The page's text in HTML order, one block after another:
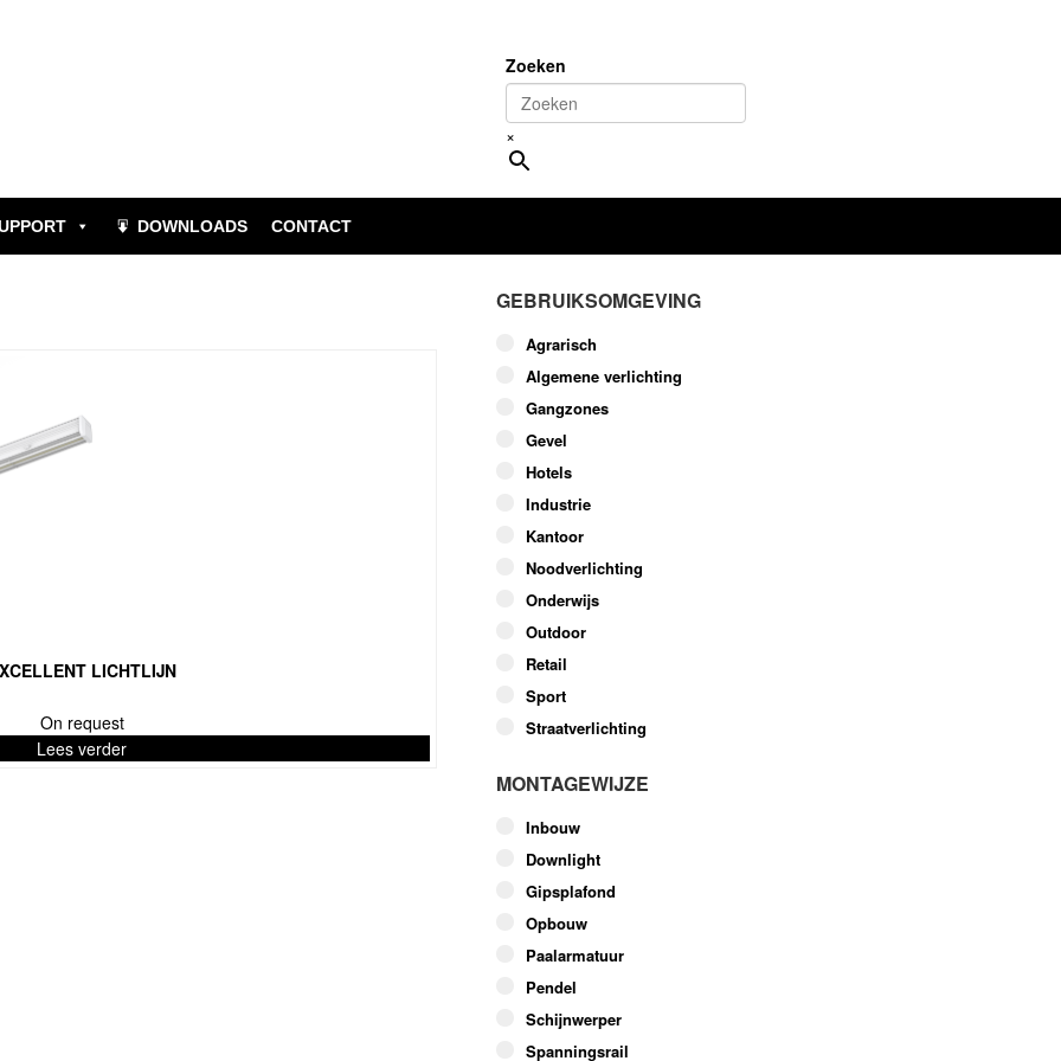
Zoeken
×
DOWNLOADS CONTACT
LICHTLIJN
On request
Lees verder
GEBRUIKSOMGEVING
Agrarisch
Algemene verlichting
Gangzones
Gevel
Hotels
Industrie
Kantoor
Noodverlichting
Onderwijs
Outdoor
Retail
Sport
Straatverlichting
MONTAGEWIJZE
Inbouw
Downlight
Gipsplafond
Opbouw
Paalarmatuur
Pendel
Schijnwerper
Spanningsrail